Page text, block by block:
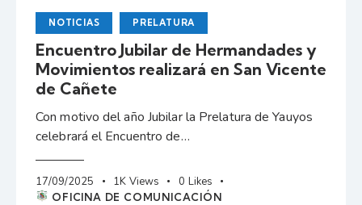
NOTICIAS PRELATURA
Encuentro Jubilar de Hermandades y
Movimientos realizará en San Vicente
de Cañete
Con motivo del año Jubilar la Prelatura de Yauyos
celebrará el Encuentro de…
17/09/2025 1K Views 0 Likes
OFICINA DE COMUNICACIÓN